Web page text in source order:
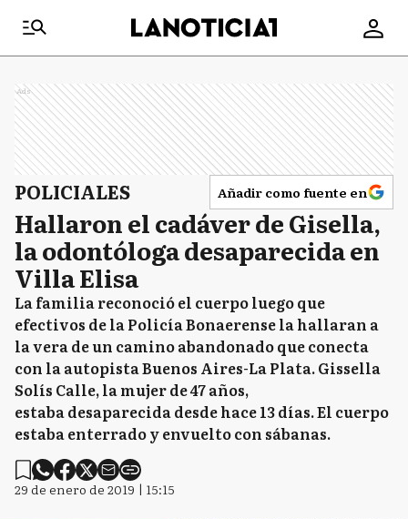
Ads
POLICIALES Añadir como fuente en
Hallaron el cadáver de Gisella,
la odontóloga desaparecida en
Villa Elisa
La familia reconoció el cuerpo luego que
efectivos de la Policía Bonaerense la hallaran a
la vera de un camino abandonado que conecta
con la autopista Buenos Aires-La Plata. Gissella
Solís Calle, la mujer de 47 años,
estaba desaparecida desde hace 13 días. El cuerpo
estaba enterrado y envuelto con sábanas.
29 de enero de 2019 | 15:15